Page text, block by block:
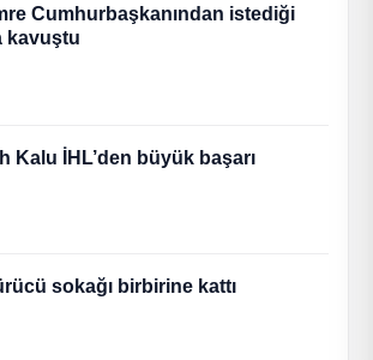
Cumhurbaşkanından istediği
kavuştu
Kalu İHL’den büyük başarı
sokağı birbirine kattı